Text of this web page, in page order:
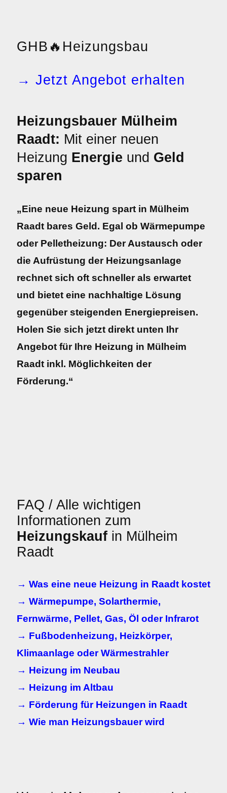
GHB 🔥 Heizungsbau
→ Jetzt Angebot erhalten
Heizungsbauer Mülheim
Raadt: Mit einer neuen
Heizung Energie und Geld
sparen
„Eine neue Heizung spart in Mülheim
Raadt bares Geld. Egal ob Wärmepumpe
oder Pelletheizung: Der Austausch oder
die Aufrüstung der Heizungsanlage
rechnet sich oft schneller als erwartet
und bietet eine nachhaltige Lösung
gegenüber steigenden Energiepreisen.
Holen Sie sich jetzt direkt unten Ihr
Angebot für Ihre Heizung in Mülheim
Raadt inkl. Möglichkeiten der
Förderung.“
FAQ / Alle wichtigen
Informationen zum
Heizungskauf in Mülheim
Raadt
→ Was eine neue Heizung in Raadt kostet
→ Wärmepumpe, Solarthermie,
Fernwärme, Pellet, Gas, Öl oder Infrarot
→ Fußbodenheizung, Heizkörper,
Klimaanlage oder Wärmestrahler
→ Heizung im Neubau
→ Heizung im Altbau
→ Förderung für Heizungen in Raadt
→ Wie man Heizungsbauer wird